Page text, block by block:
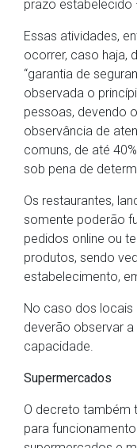
prazo estabelecido
Essas atividades,
ocorrer, caso haja,
“garantia de
observada o
pessoas, devendo
observância de
comuns, de até
sob pena de
Os restaurantes,
somente poderão
pedidos online ou
produtos, sendo
estabelecimento,
No caso dos locais
deverão observar
capacidade.
Supermercados
O decreto também
para